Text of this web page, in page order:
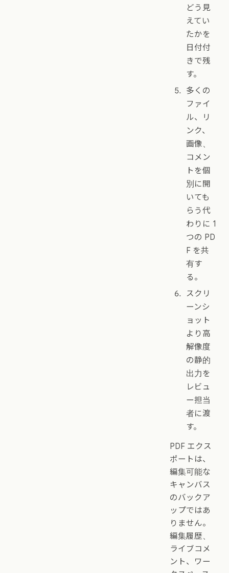
どう見
えてい
たかを
日付付
きで残
す。
多くの
ファイ
ル、リ
ンク、
画像、
コメン
トを個
別に開
いても
らう代
わりに 1
つの PD
F を共
有す
る。
スクリ
ーンシ
ョット
より高
解像度
の静的
出力を
レビュ
ー担当
者に渡
す。
PDF エクス
ポートは、
編集可能な
キャンバス
のバックア
ップではあ
りません。
編集履歴、
ライブコメ
ント、ワー